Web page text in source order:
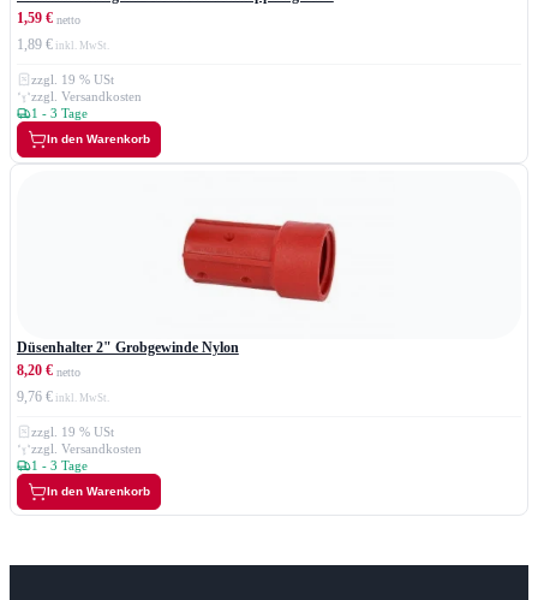
1,89 €
1,59 €
zzgl. 19 % USt
zzgl. Versandkosten
1 - 3 Tage
In den Warenkorb
Düsenhalter 2" Grobgewinde Nylon
9,76 €
8,20 €
zzgl. 19 % USt
zzgl. Versandkosten
1 - 3 Tage
In den Warenkorb